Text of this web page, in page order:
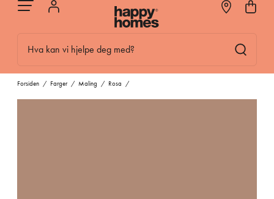
Hva kan vi hjelpe deg med?
Forsiden / Farger / Maling / Rosa /